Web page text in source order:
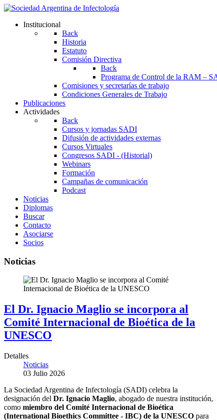
Institucional
Back
Historia
Estatuto
Comisión Directiva
Back
Programa de Control de la RAM –
Comisiones y secretarías de trabajo
Condiciones Generales de Trabajo
Publicaciones
Actividades
Back
Cursos y jornadas SADI
Difusión de actividades externas
Cursos Virtuales
Congresos SADI - (Historial)
Webinars
Formación
Campañas de comunicación
Podcast
Noticias
Diplomas
Buscar
Contacto
Asociarse
Socios
Noticias
El Dr. Ignacio Maglio se incorpora al
Comité Internacional de Bioética de la
UNESCO
Detalles
Noticias
03 Julio 2026
La Sociedad Argentina de Infectología (SADI) celebra la
designación del Dr. Ignacio Maglio, abogado de nuestra institución,
como miembro del Comité Internacional de Bioética
(International Bioethics Committee - IBC) de la UNESCO para